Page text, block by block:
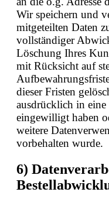
Wir speichern und
mitgeteilten Daten
vollständiger
Löschung Ihres
mit Rücksicht auf
dieser Fristen
ausdrücklich in
eingewilligt haben
weitere
vorbehalten wurde.
6)